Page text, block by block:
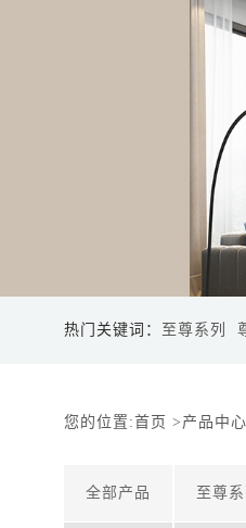
热门关键词： 至尊系列
您的位置:首页 > 产品中心
全部产品 至尊系